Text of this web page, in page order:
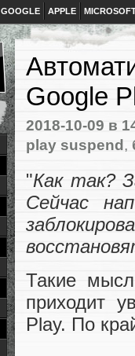
GOOGLE APPLE
Google
2018-10-09 в
play suspend,
"Как так?
Сейчас
Такие
приходит
Play. По